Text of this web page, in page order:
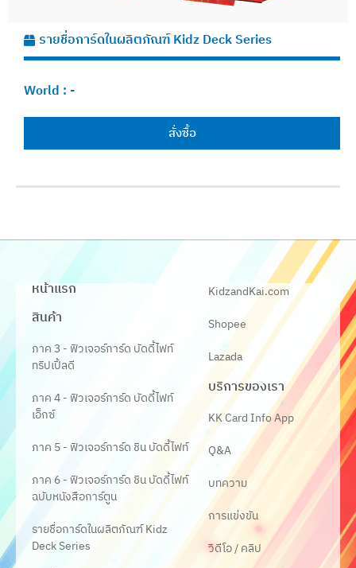
รายชื่อการ์ดในผลิตภัณฑ์ Kidz Deck Series
World : -
สั่งซื้อ
หน้าแรก
สินค้า
ภาค 3 - ฟิวเจอร์การ์ด บัดดี้ไฟท์
ทริปเปิ้ลดี
ภาค 4 - ฟิวเจอร์การ์ด บัดดี้ไฟท์
เอ็กซ์
ภาค 5 - ฟิวเจอร์การ์ด ชิน บัดดี้ไฟท์
ภาค 6 - ฟิวเจอร์การ์ด ชิน บัดดี้ไฟท์
ฉบับหนังสือการ์ตูน
รายชื่อการ์ดในผลิตภัณฑ์ Kidz
Deck Series
KidzandKai.com
Shopee
Lazada
บริการของเรา
KK Card Info App
Q&A
บทความ
การแข่งขัน
วิดีโอ / คลิป